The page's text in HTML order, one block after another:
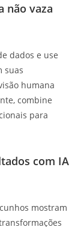
não vaza
dados e use
suas
humana
combine
para
com IA
mostram